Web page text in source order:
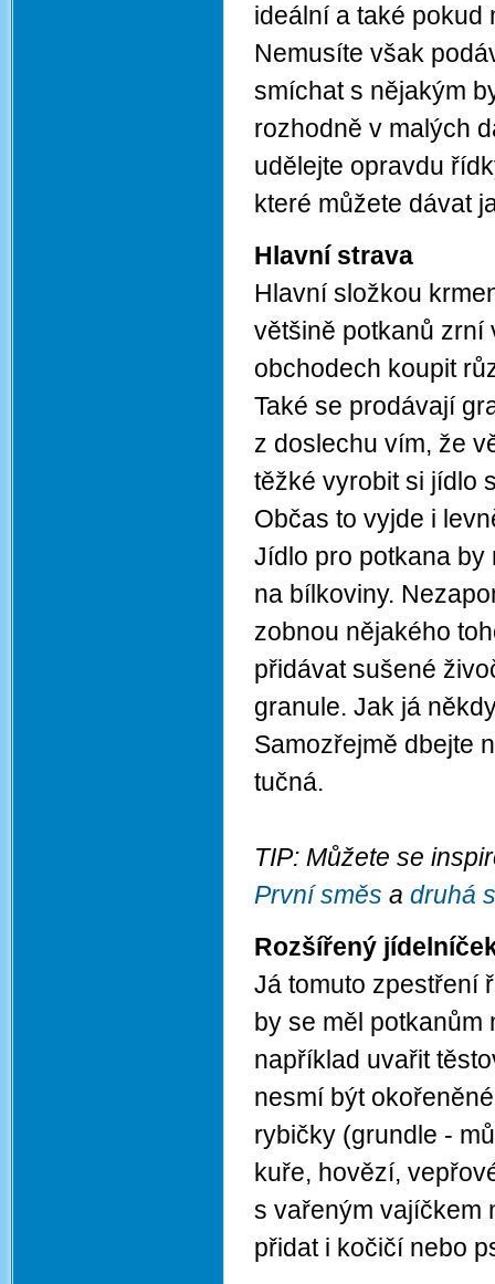
ideální a také pokud
Nemusíte však
smíchat s nějakým
rozhodně v malých
udělejte opravdu
které můžete dávat
Hlavní strava
Hlavní složkou
většině potkanů zrní
obchodech koupit
Také se prodávají
z doslechu vím, že
těžké vyrobit si jídlo
Občas to vyjde i
Jídlo pro potkana by
na bílkoviny.
zobnou nějakého
přidávat sušené
granule. Jak já
Samozřejmě dbejte
tučná.
TIP: Můžete se
První směs a druhá
Rozšířený
Já tomuto zpestření
by se měl potkanům
například uvařit
nesmí být
rybičky (grundle -
kuře, hovězí,
s vařeným vajíčkem
přidat i kočičí nebo